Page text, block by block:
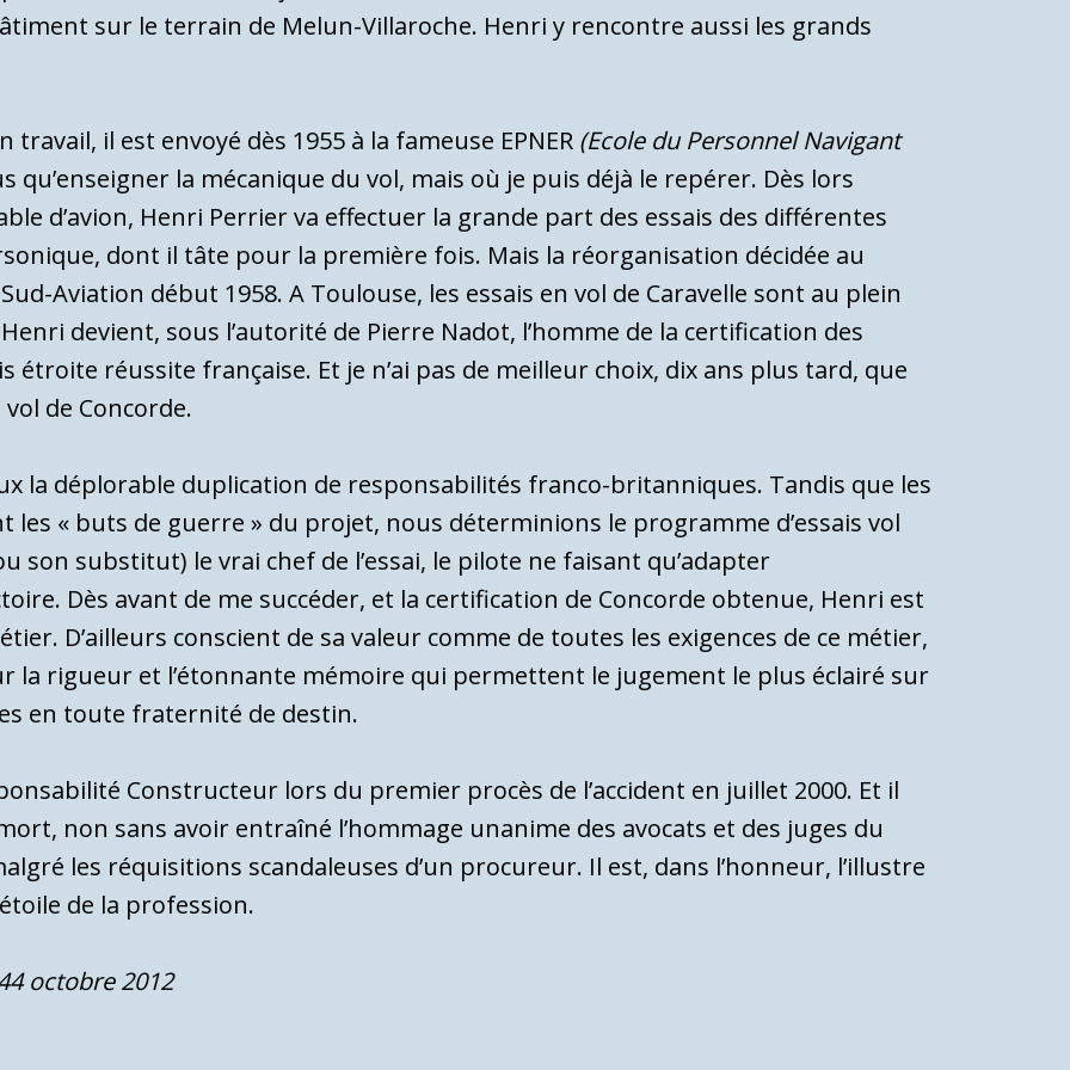
sur le terrain de Melun-Villaroche. Henri y rencontre aussi les grands
il est envoyé dès 1955 à la fameuse EPNER (Ecole du Personnel Navigant
qu’enseigner la mécanique du vol, mais où je puis déjà le repérer. Dès lors
d’avion, Henri Perrier va effectuer la grande part des essais des différentes
dont il tâte pour la première fois. Mais la réorganisation décidée au
Aviation début 1958. A Toulouse, les essais en vol de Caravelle sont au plein
devient, sous l’autorité de Pierre Nadot, l’homme de la certification des
étroite réussite française. Et je n’ai pas de meilleur choix, dix ans plus tard, que
vol de Concorde.
la déplorable duplication de responsabilités franco-britanniques. Tandis que les
les « buts de guerre » du projet, nous déterminions le programme d’essais vol
son substitut) le vrai chef de l’essai, le pilote ne faisant qu’adapter
Dès avant de me succéder, et la certification de Concorde obtenue, Henri est
D’ailleurs conscient de sa valeur comme de toutes les exigences de ce métier,
la rigueur et l’étonnante mémoire qui permettent le jugement le plus éclairé sur
en toute fraternité de destin.
Constructeur lors du premier procès de l’accident en juillet 2000. Et il
non sans avoir entraîné l’hommage unanime des avocats et des juges du
les réquisitions scandaleuses d’un procureur. Il est, dans l’honneur, l’illustre
de la profession.
octobre 2012